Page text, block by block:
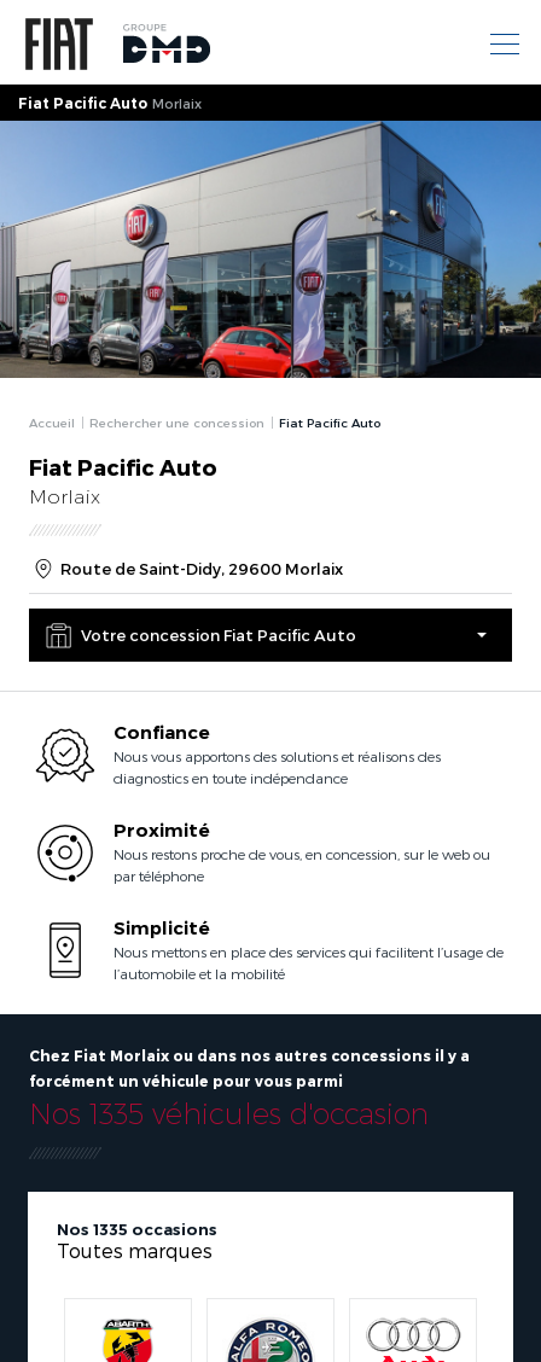
Fiat Pacific Auto Morlaix
Accueil Rechercher une concession Fiat Pacific Auto
Fiat Pacific Auto
Morlaix
Route de Saint-Didy, 29600 Morlaix
Votre concession Fiat Pacific Auto
Confiance
Nous vous apportons des solutions et réalisons des
diagnostics en toute indépendance
Proximité
Nous restons proche de vous, en concession, sur le web ou
par téléphone
Simplicité
Nous mettons en place des services qui facilitent l’usage de
l’automobile et la mobilité
Chez Fiat Morlaix ou dans nos autres concessions il y a
forcément un véhicule pour vous parmi
Nos 1335 véhicules d'occasion
Nos 1335 occasions
Toutes marques